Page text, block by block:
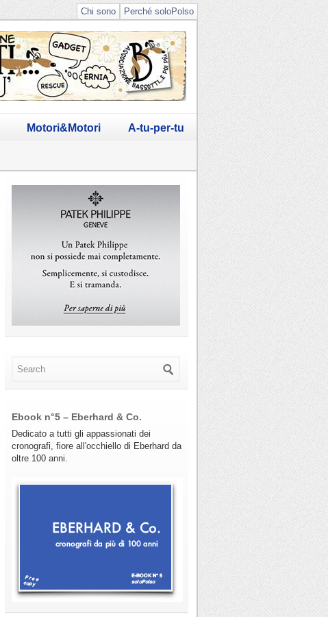
Perché soloPolso
Chi sono
Motori&Motori A-tu-per-tu
Ebook n°5 – Eberhard & Co.
Dedicato a tutti gli appassionati dei
cronografi, fiore all'occhiello di Eberhard da
oltre 100 anni.